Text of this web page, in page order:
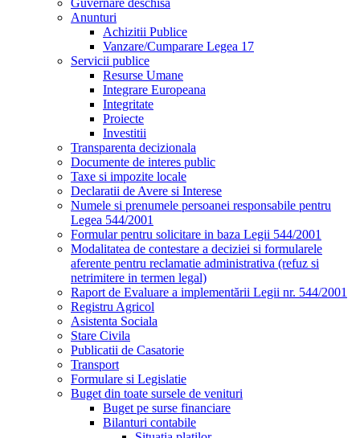
Anunturi
Achizitii Publice
Vanzare/Cumparare Legea 17
Servicii publice
Resurse Umane
Integrare Europeana
Integritate
Proiecte
Investitii
Transparenta decizionala
Documente de interes public
Taxe si impozite locale
Declaratii de Avere si Interese
Numele si prenumele persoanei responsabile pentru
Legea 544/2001
Formular pentru solicitare in baza Legii 544/2001
Modalitatea de contestare a deciziei si formularele
aferente pentru reclamatie administrativa (refuz si
netrimitere in termen legal)
Raport de Evaluare a implementării Legii nr. 544/2001
Registru Agricol
Asistenta Sociala
Stare Civila
Publicatii de Casatorie
Transport
Formulare si Legislatie
Buget din toate sursele de venituri
Buget pe surse financiare
Bilanturi contabile